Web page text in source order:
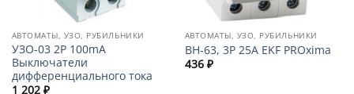
АВТОМАТЫ, УЗО, РУБИЛЬНИКИ
УЗО-03 2P 100mA
Выключатели
дифференциального тока
1 202 ₽
АВТОМАТЫ, УЗО, РУБИЛЬНИКИ
ВН-63, 3P 25А EKF PROxima
436 ₽